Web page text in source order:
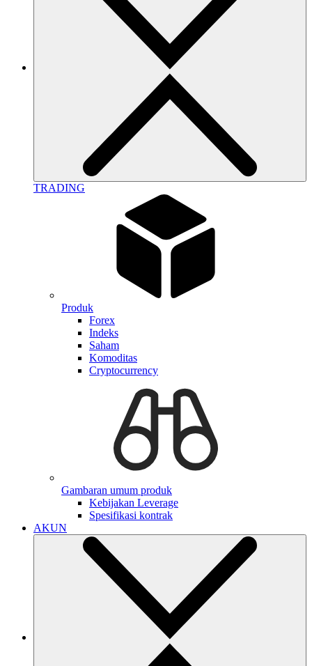
TRADING
Produk
Forex
Indeks
Saham
Komoditas
Cryptocurrency
Gambaran umum produk
Kebijakan Leverage
Spesifikasi kontrak
AKUN